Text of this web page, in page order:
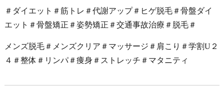
＃ダイエット＃筋トレ＃代謝アップ＃ヒゲ脱毛＃骨盤ダイ
エット＃骨盤矯正＃姿勢矯正＃交通事故治療＃脱毛＃
メンズ脱毛＃メンズクリア＃マッサージ＃肩こり＃学割U２
４＃整体＃リンパ＃痩身＃ストレッチ＃マタニティ